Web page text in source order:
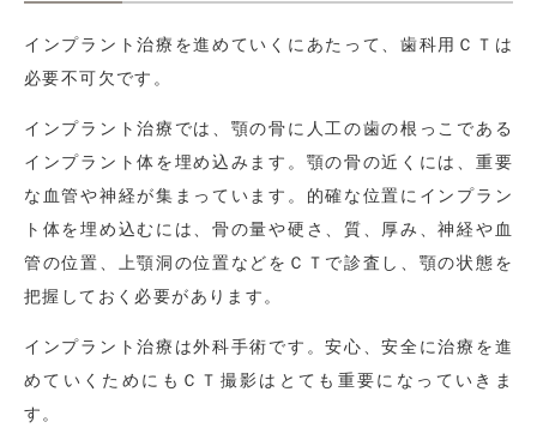
インプラント治療を進めていくにあたって、歯科用ＣＴは
必要不可欠です。
インプラント治療では、顎の骨に人工の歯の根っこである
インプラント体を埋め込みます。顎の骨の近くには、重要
な血管や神経が集まっています。的確な位置にインプラン
ト体を埋め込むには、骨の量や硬さ、質、厚み、神経や血
管の位置、上顎洞の位置などをＣＴで診査し、顎の状態を
把握しておく必要があります。
インプラント治療は外科手術です。安心、安全に治療を進
めていくためにもＣＴ撮影はとても重要になっていきま
す。